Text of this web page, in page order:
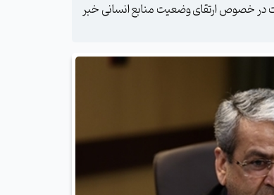
در خصوص ارتقای وضعیت منابع انسانی خبر